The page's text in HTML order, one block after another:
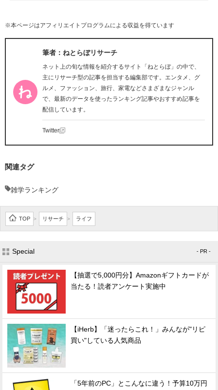
※本ページはアフィリエイトプログラムによる収益を得ています
筆者：ねとらぼリサーチ
ネット上の旬な情報を紹介するサイト「ねとらぼ」の中で、
主にリサーチ型の記事を担当する編集部です。エンタメ、グ
ルメ、ファッション、旅行、家電などさまざまなジャンル
で、最新のデータを使ったランキング記事やおすすめ記事を
配信しています。
Twitter
関連タグ
雑学ランキング
TOP > リサーチ > ライフ
Special - PR -
【抽選で5,000円分】Amazonギフトカードが
当たる！読者アンケート実施中
【iHerb】「迷ったらこれ！」みんなが"リピ
買い"している人気商品
「5年前のPC」とこんなに違う！予算10万円